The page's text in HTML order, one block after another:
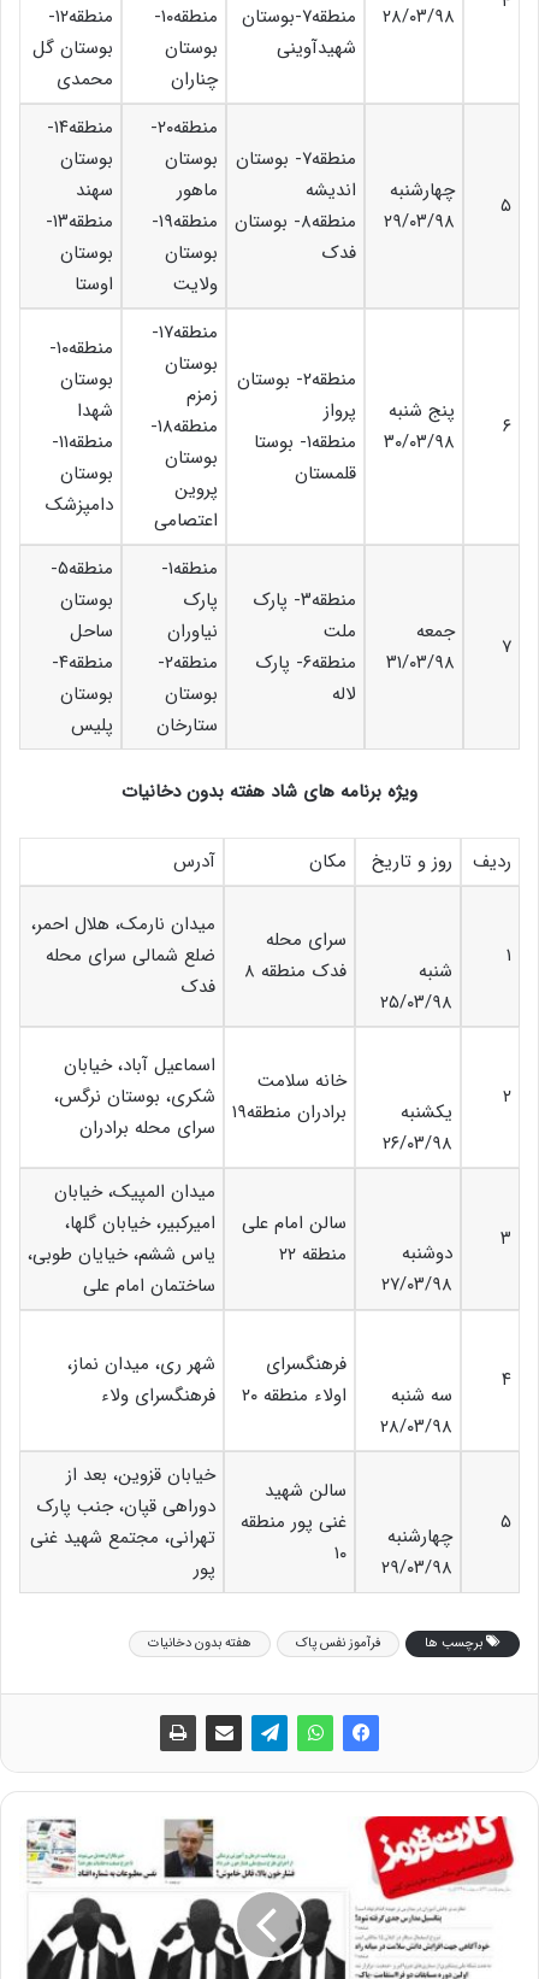
۲۸/۰۳/۹۸
منطقه۷-بوستان
شهیدآوینی
منطقه۱۰-
بوستان
چناران
منطقه۱۲-
بوستان گل
محمدی
۵
چهارشنبه
۲۹/۰۳/۹۸
منطقه۷- بوستان
اندیشه
منطقه۸- بوستان
فدک
منطقه۲۰-
بوستان
ماهور
منطقه۱۹-
بوستان
ولایت
منطقه۱۴-
بوستان
سهند
منطقه۱۳-
بوستان
اوستا
۶
پنج شنبه
۳۰/۰۳/۹۸
منطقه۲- بوستان
پرواز
منطقه۱- بوستا
قلمستان
منطقه۱۷-
بوستان
زمزم
منطقه۱۸-
بوستان
پروین
اعتصامی
منطقه۱۰-
بوستان
شهدا
منطقه۱۱-
بوستان
دامپزشک
۷
جمعه
۳۱/۰۳/۹۸
منطقه۳- پارک
ملت
منطقه۶- پارک
لاله
منطقه۱-
پارک
نیاوران
منطقه۲-
بوستان
ستارخان
منطقه۵-
بوستان
ساحل
منطقه۴-
بوستان
پلیس
ویژه برنامه های شاد هفته بدون دخانیات
ردیف روز و تاریخ مکان آدرس
۱
شنبه
۲۵/۰۳/۹۸
سرای محله
فدک منطقه ۸
میدان نارمک، هلال احمر،
ضلع شمالی سرای محله
فدک
۲
یکشنبه
۲۶/۰۳/۹۸
خانه سلامت
برادران منطقه۱۹
اسماعیل آباد، خیابان
شکری، بوستان نرگس،
سرای محله برادران
۳
دوشنبه
۲۷/۰۳/۹۸
سالن امام علی
منطقه ۲۲
میدان المپیک، خیابان
امیرکبیر، خیابان گلها،
یاس ششم، خیایان طوبی،
ساختمان امام علی
۴
سه شنبه
۲۸/۰۳/۹۸
فرهنگسرای
اولاء منطقه ۲۰
شهر ری، میدان نماز،
فرهنگسرای ولاء
۵
چهارشنبه
۲۹/۰۳/۹۸
سالن شهید
غنی پور منطقه
۱۰
خیابان قزوین، بعد از
دوراهی قپان، جنب پارک
تهرانی، مجتمع شهید غنی
پور
برچسب ها فرآموز نفس پاک هفته بدون دخانیات